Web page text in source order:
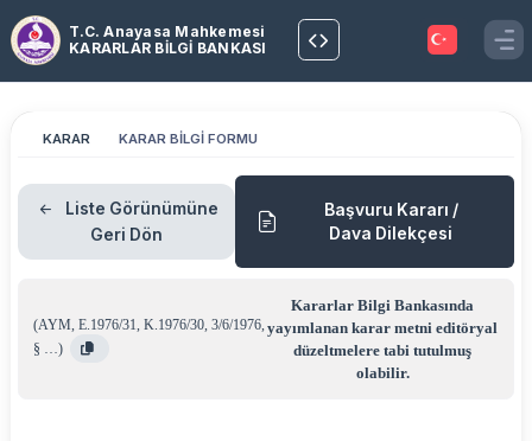
T.C. Anayasa Mahkemesi
KARARLAR BİLGİ BANKASI
KARAR KARAR BİLGİ FORMU
Liste Görünümüne
Geri Dön
Başvuru Kararı /
Dava Dilekçesi
(AYM, E.1976/31, K.1976/30, 3/6/1976,
§ …)
Kararlar Bilgi Bankasında
yayımlanan karar metni editöryal
düzeltmelere tabi tutulmuş
olabilir.